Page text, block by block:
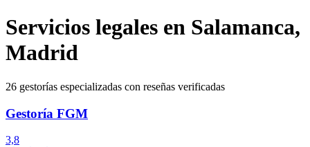
Servicios legales en Salamanca,
Madrid
26 gestorías especializadas con reseñas verificadas
Gestoría FGM
3,8